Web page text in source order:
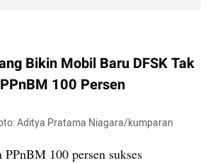
Bikin Mobil Baru DFSK Tak
100 Persen
Aditya Pratama Niagara/kumparan
PPnBM 100 persen sukses